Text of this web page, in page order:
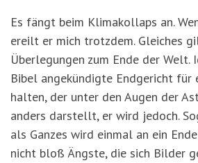
Es fängt beim Klimakollaps an.
ereilt er mich trotzdem. Gleiches
Überlegungen zum Ende der Welt.
Bibel angekündigte Endgericht für
halten, der unter den Augen der
anders darstellt, er wird jedoch.
als Ganzes wird einmal an ein
nicht bloß Ängste, die sich Bilder